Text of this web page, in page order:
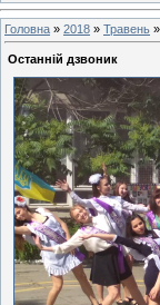
Головна » 2018 » Травень »
Останній дзвоник